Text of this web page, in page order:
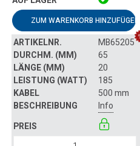
ZUM WARENKORB HINZUFÜGEN
MB65205
65
20
185
500 mm
Info